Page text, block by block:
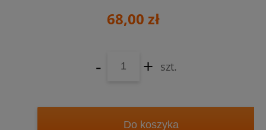
68,00 zł
- + szt.
Do koszyka